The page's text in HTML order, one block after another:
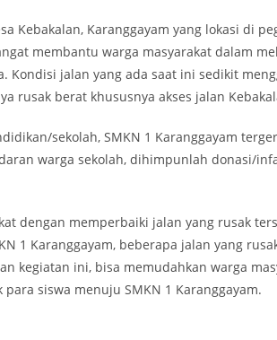
Kebakalan, Karanggayam yang lokasi di
membantu warga masyarakat dalam
Kondisi jalan yang ada saat ini sedikit
rusak berat khususnya akses jalan
sekolah, SMKN 1 Karanggayam
warga sekolah, dihimpunlah donasi/
dengan memperbaiki jalan yang rusak
1 Karanggayam, beberapa jalan yang
kegiatan ini, bisa memudahkan warga
siswa menuju SMKN 1 Karanggayam.